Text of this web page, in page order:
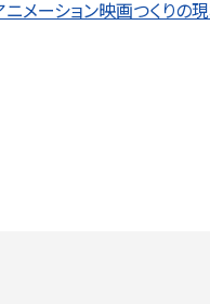
メーション映画つくりの